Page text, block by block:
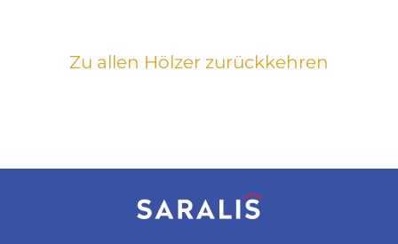
Zu allen Hölzer zurückkehren